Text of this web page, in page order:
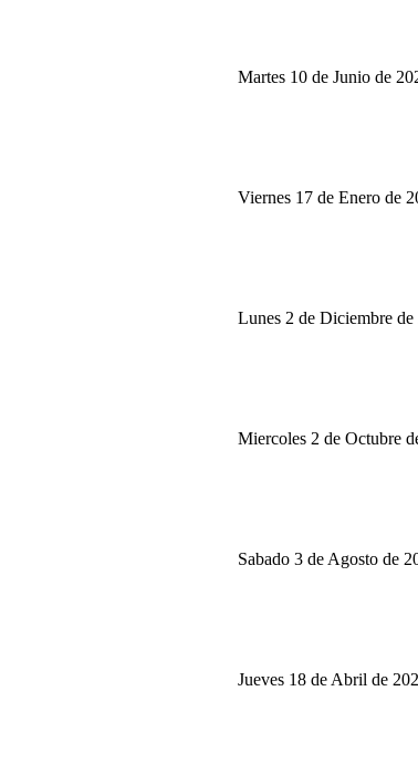
Martes 10 de Junio de
Viernes 17 de Enero de
Lunes 2 de Diciembre de
Miercoles 2 de Octubre
Sabado 3 de Agosto de
Jueves 18 de Abril de